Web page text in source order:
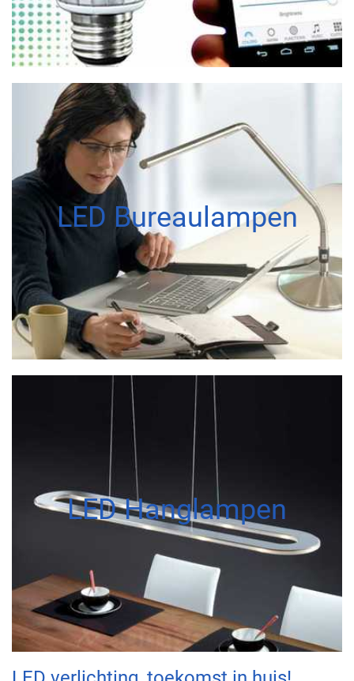
LED Bureaulampen
LED Hanglampen